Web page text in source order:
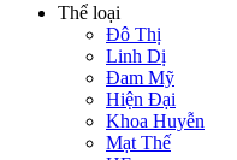
Thể loại
Đô Thị
Linh Dị
Đam Mỹ
Hiện Đại
Khoa Huyễn
Mạt Thế